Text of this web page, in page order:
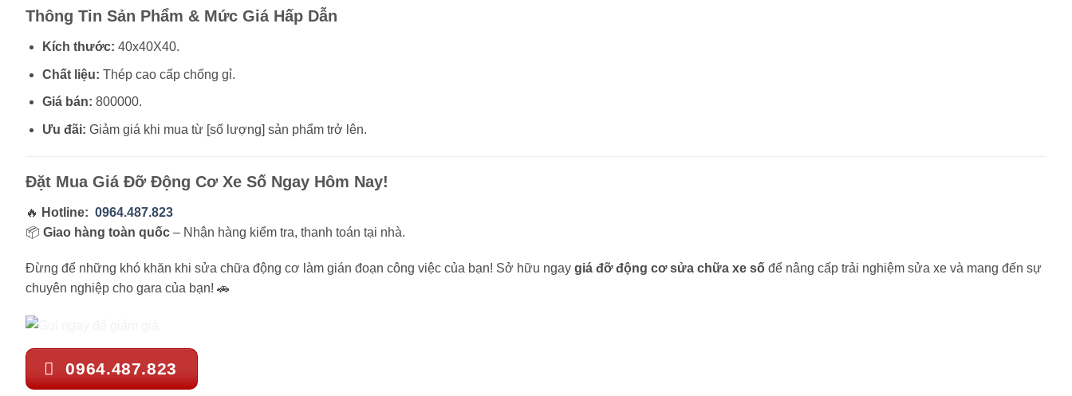
Thông Tin Sản Phẩm & Mức Giá Hấp Dẫn
Kích thước: 40x40X40.
Chất liệu: Thép cao cấp chống gỉ.
Giá bán: 800000.
Ưu đãi: Giảm giá khi mua từ [số lượng] sản phẩm trở lên.
Đặt Mua Giá Đỡ Động Cơ Xe Số Ngay Hôm Nay!
🔥 Hotline: 0964.487.823
📦 Giao hàng toàn quốc – Nhận hàng kiểm tra, thanh toán tại nhà.
Đừng để những khó khăn khi sửa chữa động cơ làm gián đoạn công việc của bạn! Sở hữu ngay giá đỡ động cơ sửa chữa xe số để nâng cấp trải nghiệm sửa xe và mang đến sự
chuyên nghiệp cho gara của bạn! 🚗
0964.487.823